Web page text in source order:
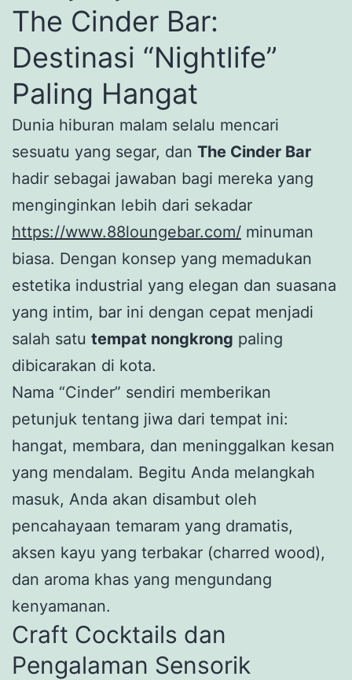
The Cinder Bar:
Destinasi “Nightlife”
Paling Hangat
Dunia hiburan malam selalu mencari
sesuatu yang segar, dan The Cinder Bar
hadir sebagai jawaban bagi mereka yang
menginginkan lebih dari sekadar
https://www.88loungebar.com/ minuman
biasa. Dengan konsep yang memadukan
estetika industrial yang elegan dan suasana
yang intim, bar ini dengan cepat menjadi
salah satu tempat nongkrong paling
dibicarakan di kota.
Nama “Cinder” sendiri memberikan
petunjuk tentang jiwa dari tempat ini:
hangat, membara, dan meninggalkan kesan
yang mendalam. Begitu Anda melangkah
masuk, Anda akan disambut oleh
pencahayaan temaram yang dramatis,
aksen kayu yang terbakar (charred wood),
dan aroma khas yang mengundang
kenyamanan.
Craft Cocktails dan
Pengalaman Sensorik